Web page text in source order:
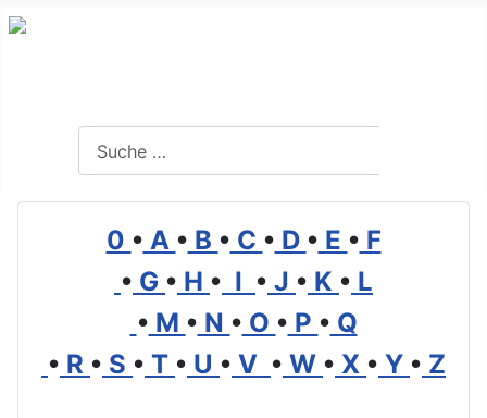
0 • A • B • C • D • E • F
• G • H • I • J • K • L
• M • N • O • P • Q
• R • S • T • U • V • W • X • Y • Z